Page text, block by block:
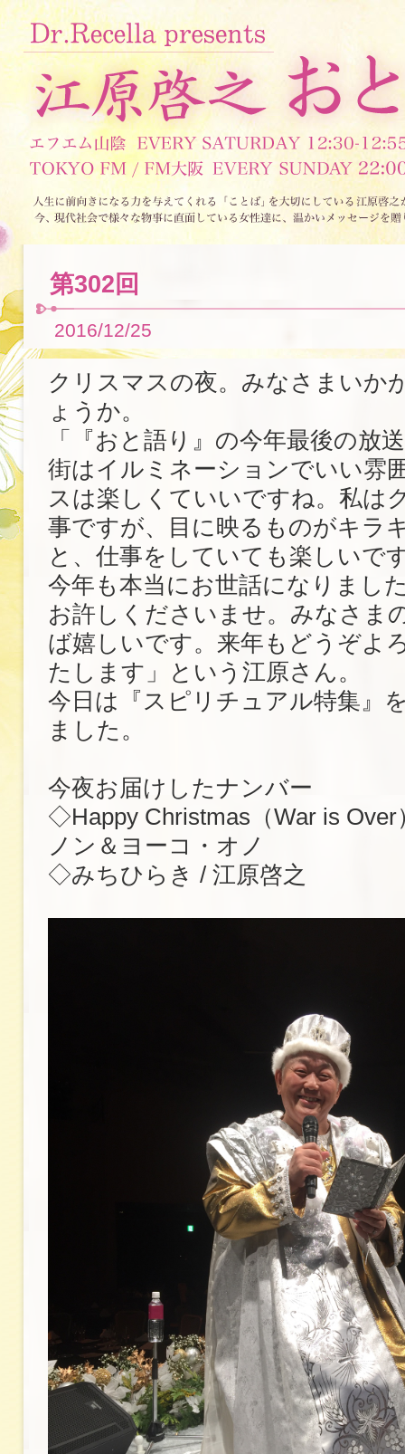
第302回
2016/12/25
クリスマスの夜。みなさまいか
ょうか。
「『おと語り』の今年最後の放
街はイルミネーションでいい雰
スは楽しくていいですね。私は
事ですが、目に映るものがキラ
と、仕事をしていても楽しいで
今年も本当にお世話になりまし
お許しくださいませ。みなさま
ば嬉しいです。来年もどうぞよ
たします」という江原さん。
今日は『スピリチュアル特集』
ました。
今夜お届けしたナンバー
◇Happy Christmas（War is Over
ノン＆ヨーコ・オノ
◇みちひらき / 江原啓之